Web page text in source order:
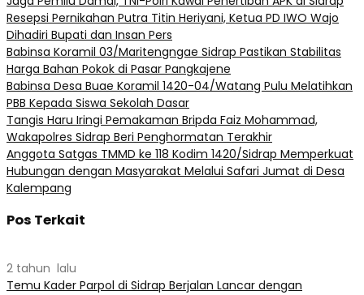
Resepsi Pernikahan Putra Titin Heriyani, Ketua PD IWO Wajo
Dihadiri Bupati dan Insan Pers
Babinsa Koramil 03/Maritengngae Sidrap Pastikan Stabilitas
Harga Bahan Pokok di Pasar Pangkajene
Babinsa Desa Buae Koramil 1420-04/Watang Pulu Melatihkan
PBB Kepada Siswa Sekolah Dasar
Tangis Haru Iringi Pemakaman Bripda Faiz Mohammad,
Wakapolres Sidrap Beri Penghormatan Terakhir
Anggota Satgas TMMD ke 118 Kodim 1420/Sidrap Memperkuat
Hubungan dengan Masyarakat Melalui Safari Jumat di Desa
Kalempang
Pos Terkait
2 tahun lalu
Temu Kader Parpol di Sidrap Berjalan Lancar dengan